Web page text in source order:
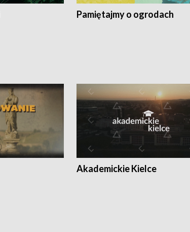
Pamiętajmy o ogrodach
Akademickie Kielce